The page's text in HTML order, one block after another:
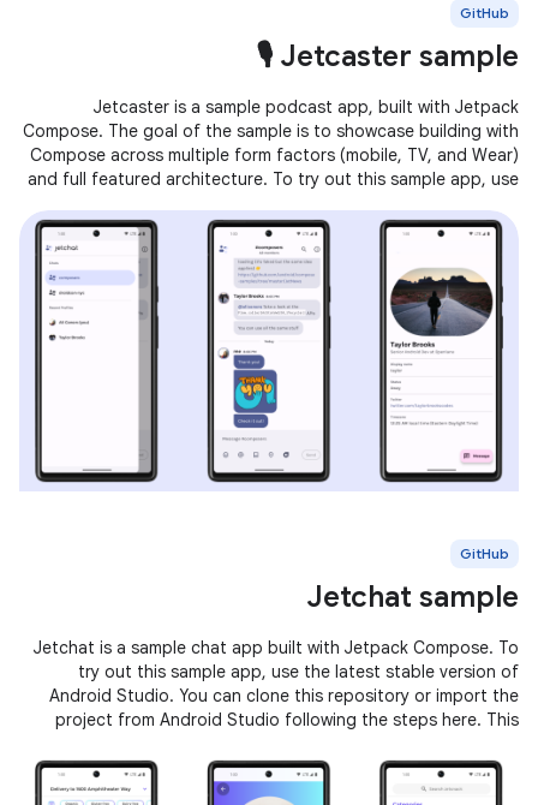
GitHub
Jetcaster sample 🎙️
Jetcaster is a sample podcast app, built with Jetpack
Compose. The goal of the sample is to showcase building with
Compose across multiple form factors (mobile, TV, and Wear)
and full featured architecture. To try out this sample app, use
GitHub
Jetchat sample
Jetchat is a sample chat app built with Jetpack Compose. To
try out this sample app, use the latest stable version of
Android Studio. You can clone this repository or import the
project from Android Studio following the steps here. This